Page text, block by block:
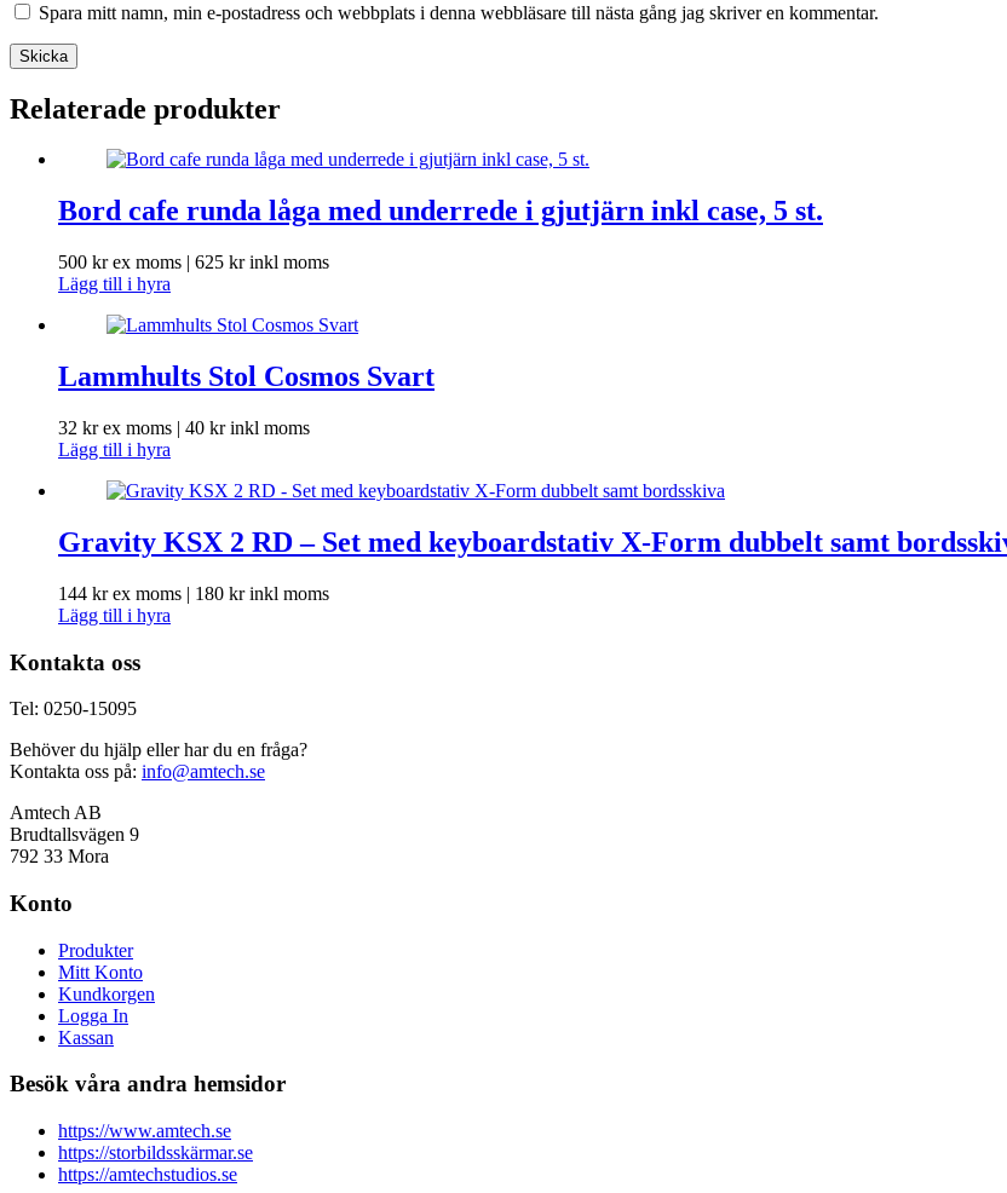
Spara mitt namn, min e-postadress och webbplats i denna webbläsare till nästa gång jag skriver en kommentar.
Skicka
Relaterade produkter
Bord cafe runda låga med underrede i gjutjärn inkl case, 5 st.
500 krex moms | 625 krinkl moms
Lägg till i hyra
Lammhults Stol Cosmos Svart
32 krex moms | 40 krinkl moms
Lägg till i hyra
Gravity KSX 2 RD – Set med keyboardstativ X-Form dubbelt samt
144 krex moms | 180 krinkl moms
Lägg till i hyra
Kontakta oss
Tel: 0250-15095
Behöver du hjälp eller har du en fråga?
Kontakta oss på: info@amtech.se
Amtech AB
Brudtallsvägen 9
792 33 Mora
Konto
Produkter
Mitt Konto
Kundkorgen
Logga In
Kassan
Besök våra andra hemsidor
https://www.amtech.se
https://storbildsskärmar.se
https://amtechstudios.se